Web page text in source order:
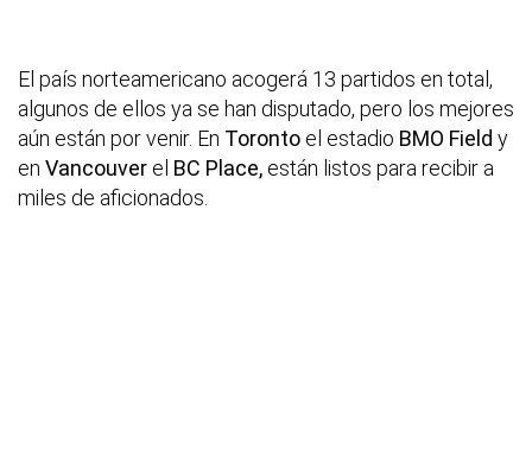
El país norteamericano acogerá 13 partidos en total,
algunos de ellos ya se han disputado, pero los mejores
aún están por venir. En Toronto el estadio BMO Field y
en Vancouver el BC Place, están listos para recibir a
miles de aficionados.